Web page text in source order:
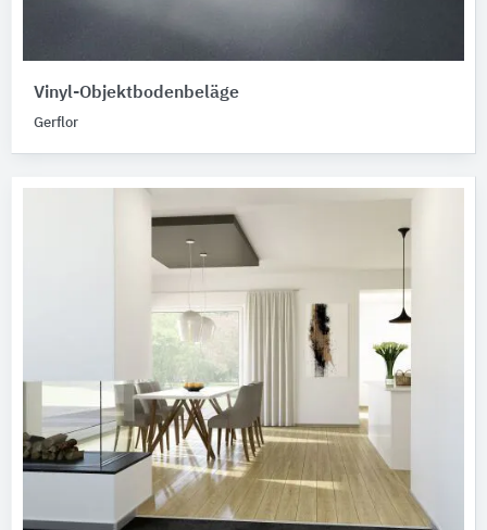
Vinyl-Objektbodenbeläge
Gerflor